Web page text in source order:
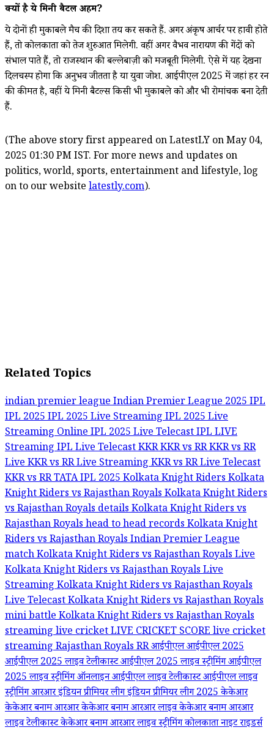
क्यों है ये मिनी बैटल अहम?
ये दोनों ही मुकाबले मैच की दिशा तय कर सकते हैं. अगर अंकृष आर्चर पर हावी होते
हैं, तो कोलकाता को तेज शुरुआत मिलेगी. वहीं अगर वैभव नारायण की गेंदों को
संभाल पाते हैं, तो राजस्थान की बल्लेबाज़ी को मजबूती मिलेगी. ऐसे में यह देखना
दिलचस्प होगा कि अनुभव जीतता है या युवा जोश. आईपीएल 2025 में जहां हर रन
की कीमत है, वहीं ये मिनी बैटल्स किसी भी मुकाबले को और भी रोमांचक बना देती
हैं.
(The above story first appeared on LatestLY on May 04,
2025 01:30 PM IST. For more news and updates on
politics, world, sports, entertainment and lifestyle, log
on to our website latestly.com).
Related Topics
indian premier leagueIndian Premier League 2025IPL
IPL 2025IPL 2025 Live StreamingIPL 2025 Live
Streaming OnlineIPL 2025 Live TelecastIPL LIVE
StreamingIPL Live TelecastKKRKKR vs RRKKR vs RR
LiveKKR vs RR Live StreamingKKR vs RR Live Telecast
KKR vs RR TATA IPL 2025Kolkata Knight RidersKolkata
Knight Riders vs Rajasthan RoyalsKolkata Knight Riders
vs Rajasthan Royals detailsKolkata Knight Riders vs
Rajasthan Royals head to head recordsKolkata Knight
Riders vs Rajasthan Royals Indian Premier League
matchKolkata Knight Riders vs Rajasthan Royals Live
Kolkata Knight Riders vs Rajasthan Royals Live
StreamingKolkata Knight Riders vs Rajasthan Royals
Live TelecastKolkata Knight Riders vs Rajasthan Royals
mini battleKolkata Knight Riders vs Rajasthan Royals
streaminglive cricketLIVE CRICKET SCORElive cricket
streamingRajasthan RoyalsRRआईपीएलआईपीएल 2025
आईपीएल 2025 लाइव टेलीकास्टआईपीएल 2025 लाइव स्ट्रीमिंगआईपीएल
2025 लाइव स्ट्रीमिंग ऑनलाइनआईपीएल लाइव टेलीकास्टआईपीएल लाइव
स्ट्रीमिंगआरआरइंडियन प्रीमियर लीगइंडियन प्रीमियर लीग 2025केकेआर
केकेआर बनाम आरआरकेकेआर बनाम आरआर लाइवकेकेआर बनाम आरआर
लाइव टेलीकास्टकेकेआर बनाम आरआर लाइव स्ट्रीमिंगकोलकाता नाइट राइडर्स